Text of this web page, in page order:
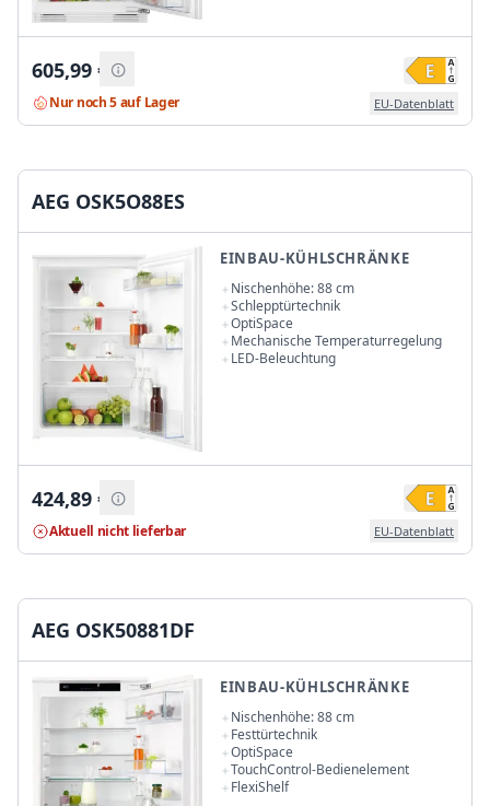
605,99 €
Nur noch 5 auf Lager EU-Datenblatt
AEG OSK5O88ES
EINBAU-KÜHLSCHRÄNKE
Nischenhöhe: 88 cm
Schlepptürtechnik
OptiSpace
Mechanische Temperaturregelung
LED-Beleuchtung
424,89 €
Aktuell nicht lieferbar EU-Datenblatt
AEG OSK50881DF
EINBAU-KÜHLSCHRÄNKE
Nischenhöhe: 88 cm
Festtürtechnik
OptiSpace
TouchControl-Bedienelement
FlexiShelf